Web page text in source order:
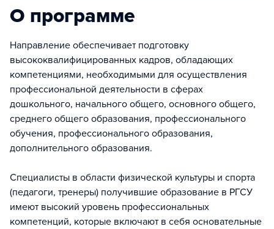
О программе
Направление обеспечивает подготовку
высококвалифицированных кадров, обладающих
компетенциями, необходимыми для осуществления
профессиональной деятельности в сферах
дошкольного, начального общего, основного общего,
среднего общего образования, профессионального
обучения, профессионального образования,
дополнительного образования.
Специалисты в области физической культуры и спорта
(педагоги, тренеры) получившие образование в РГСУ
имеют высокий уровень профессиональных
компетенций, которые включают в себя основательные